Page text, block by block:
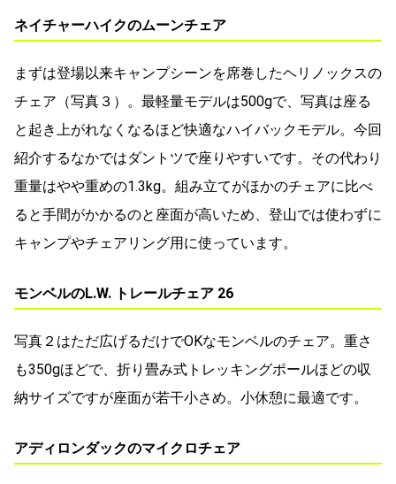
ネイチャーハイクのムーンチェア
まずは登場以来キャンプシーンを席巻したヘリノックスの
チェア（写真３）。最軽量モデルは500gで、写真は座る
と起き上がれなくなるほど快適なハイバックモデル。今回
紹介するなかではダントツで座りやすいです。その代わり
重量はやや重めの1.3kg。組み立てがほかのチェアに比べ
ると手間がかかるのと座面が高いため、登山では使わずに
キャンプやチェアリング用に使っています。
モンベルのL.W. トレールチェア 26
写真２はただ広げるだけでOKなモンベルのチェア。重さ
も350gほどで、折り畳み式トレッキングポールほどの収
納サイズですが座面が若干小さめ。小休憩に最適です。
アディロンダックのマイクロチェア